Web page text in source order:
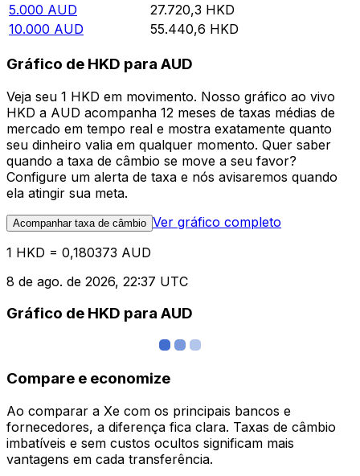
5.000 AUD 27.720,3 HKD
10.000 AUD 55.440,6 HKD
Gráfico de HKD para AUD
Veja seu 1 HKD em movimento. Nosso gráfico ao vivo
HKD a AUD acompanha 12 meses de taxas médias de
mercado em tempo real e mostra exatamente quanto
seu dinheiro valia em qualquer momento. Quer saber
quando a taxa de câmbio se move a seu favor?
Configure um alerta de taxa e nós avisaremos quando
ela atingir sua meta.
Acompanhar taxa de câmbio Ver gráfico completo
1 HKD = 0,180373 AUD
8 de ago. de 2026, 22:37 UTC
Gráfico de HKD para AUD
Compare e economize
Ao comparar a Xe com os principais bancos e
fornecedores, a diferença fica clara. Taxas de câmbio
imbatíveis e sem custos ocultos significam mais
vantagens em cada transferência.